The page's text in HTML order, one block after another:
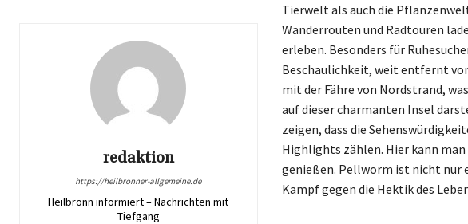
redaktion
https://heilbronner-allgemeine.de
Heilbronn informiert – Nachrichten mit
Tiefgang
Tierwelt als auch die
Wanderrouten und Radtouren
erleben. Besonders für
Beschaulichkeit, weit entfernt
mit der Fähre von Nordstrand,
auf dieser charmanten Insel
zeigen, dass die
Highlights zählen. Hier kann
genießen. Pellworm ist nicht nur
Kampf gegen die Hektik des